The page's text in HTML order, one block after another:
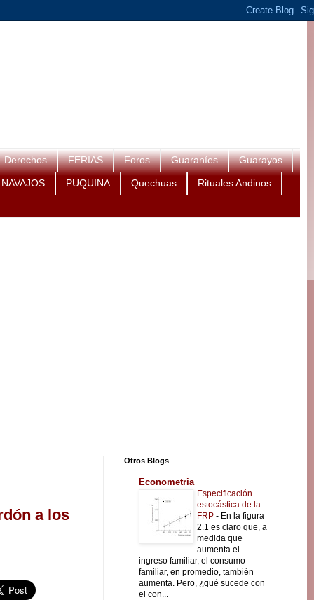
Derechos FERIAS Foros Guaraníes Guarayos
NAVAJOS PUQUINA Quechuas Rituales Andinos
a los
Otros Blogs
Econometria
Especificación
estocástica de la
FRP - En la figura
2.1 es claro que, a
medida que
aumenta el
ingreso familiar, el consumo
familiar, en promedio, también
aumenta. Pero, ¿qué sucede con
el con...